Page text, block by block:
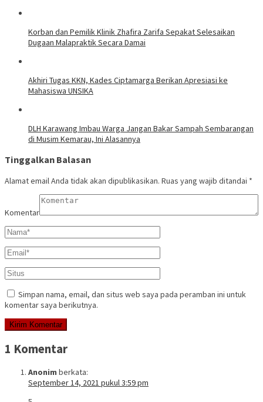
Korban dan Pemilik Klinik Zhafira Zarifa Sepakat Selesaikan
Dugaan Malapraktik Secara Damai
Akhiri Tugas KKN, Kades Ciptamarga Berikan Apresiasi ke
Mahasiswa UNSIKA
DLH Karawang Imbau Warga Jangan Bakar Sampah Sembarangan
di Musim Kemarau, Ini Alasannya
Tinggalkan Balasan
Alamat email Anda tidak akan dipublikasikan. Ruas yang wajib ditandai *
Komentar
Simpan nama, email, dan situs web saya pada peramban ini untuk
komentar saya berikutnya.
1 Komentar
Anonim berkata:
September 14, 2021 pukul 3:59 pm